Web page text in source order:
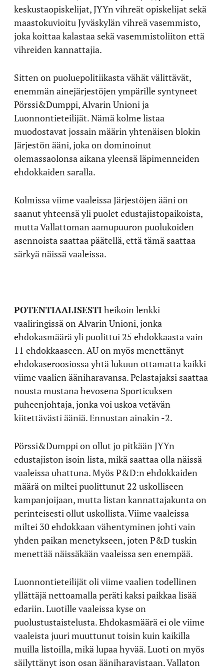
keskustaopiskelijat, JYYn vihreät opiskelijat sekä
maastokuvioitu Jyväskylän vihreä vasemmisto,
joka koittaa kalastaa sekä vasemmistoliiton että
vihreiden kannattajia.
Sitten on puoluepolitiikasta vähät välittävät,
enemmän ainejärjestöjen ympärille syntyneet
Pörssi&Dumppi, Alvarin Unioni ja
Luonnontieteilijät. Nämä kolme listaa
muodostavat jossain määrin yhtenäisen blokin
Järjestön ääni, joka on dominoinut
olemassaolonsa aikana yleensä läpimenneiden
ehdokkaiden saralla.
Kolmissa viime vaaleissa Järjestöjen ääni on
saanut yhteensä yli puolet edustajistopaikoista,
mutta Vallattoman aamupuuron puolukoiden
asennoista saattaa päätellä, että tämä saattaa
särkyä näissä vaaleissa.
POTENTIAALISESTIheikoin lenkki
vaaliringissä on Alvarin Unioni, jonka
ehdokasmäärä yli puolittui 25 ehdokkaasta vain
11 ehdokkaaseen. AU on myös menettänyt
ehdokaseroosiossa yhtä lukuun ottamatta kaikki
viime vaalien ääniharavansa. Pelastajaksi saattaa
nousta mustana hevosena Sporticuksen
puheenjohtaja, jonka voi uskoa vetävän
kiitettävästi ääniä. Ennustan ainakin -2.
Pörssi&Dumppi on ollut jo pitkään JYYn
edustajiston isoin lista, mikä saattaa olla näissä
vaaleissa uhattuna. Myös P&D:n ehdokkaiden
määrä on miltei puolittunut 22 uskolliseen
kampanjoijaan, mutta listan kannattajakunta on
perinteisesti ollut uskollista. Viime vaaleissa
miltei 30 ehdokkaan vähentyminen johti vain
yhden paikan menetykseen, joten P&D tuskin
menettää näissäkään vaaleissa sen enempää.
Luonnontieteilijät oli viime vaalien todellinen
yllättäjä nettoamalla peräti kaksi paikkaa lisää
edariin. Luotille vaaleissa kyse on
puolustustaistelusta. Ehdokasmäärä ei ole viime
vaaleista juuri muuttunut toisin kuin kaikilla
muilla listoilla, mikä lupaa hyvää. Luoti on myös
säilyttänyt ison osan ääniharavistaan. Vallaton